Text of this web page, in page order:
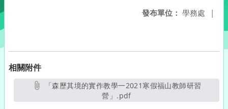
發布單位： 學務處 |
相關附件
營」.pdf另開新視窗